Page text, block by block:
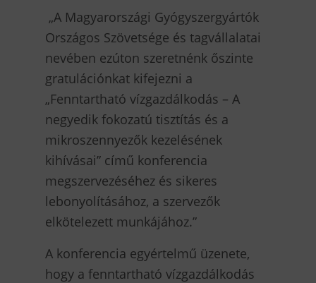
„A Magyarországi Gyógyszergyártók
Országos Szövetsége és tagvállalatai
nevében ezúton szeretnénk őszinte
gratulációnkat kifejezni a
„Fenntartható vízgazdálkodás – A
negyedik fokozatú tisztítás és a
mikroszennyezők kezelésének
kihívásai” című konferencia
megszervezéséhez és sikeres
lebonyolításához, a szervezők
elkötelezett munkájához.”
A konferencia egyértelmű üzenete,
hogy a fenntartható vízgazdálkodás